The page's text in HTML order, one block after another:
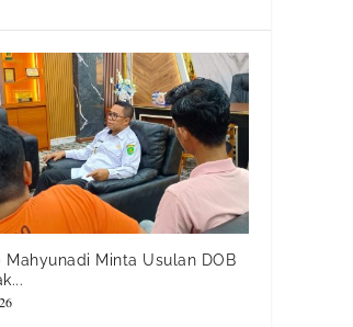
Mahyunadi Minta Usulan DOB